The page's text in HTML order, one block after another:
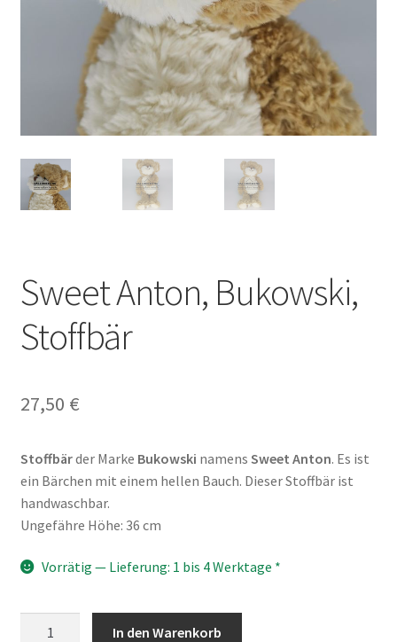
Sweet Anton, Bukowski,
Stoffbär
27,50 €
Stoffbärder Marke Bukowski namens Sweet Anton. Es ist
ein Bärchen mit einem hellen Bauch. Dieser Stoffbär ist
handwaschbar.
Ungefähre Höhe: 36 cm
Vorrätig — Lieferung: 1 bis 4 Werktage *
In den Warenkorb